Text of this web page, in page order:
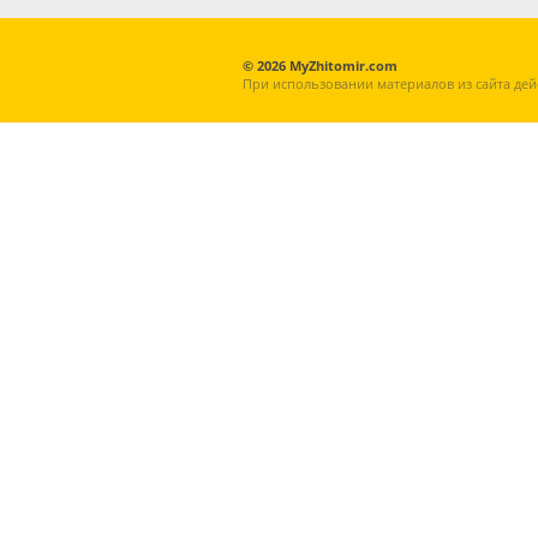
© 2026 MyZhitomir.com
При использовании материалов из сайта